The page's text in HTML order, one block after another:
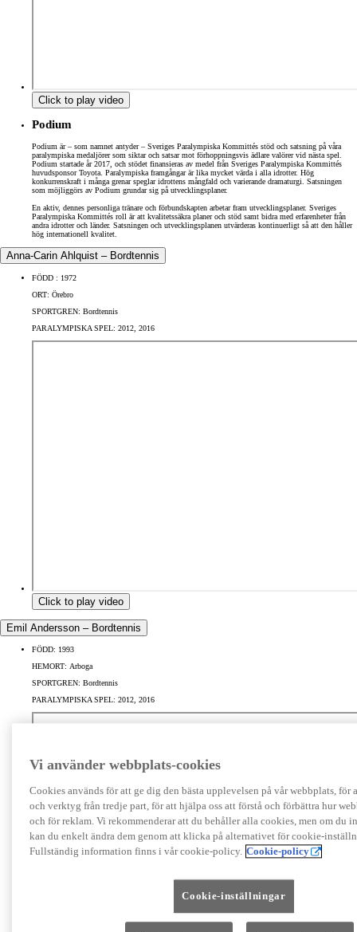
Click to play video
Podium
Podium är – som namnet antyder – Sveriges Paralympiska Kommittés stöd och satsning på våra
paralympiska medaljörer som siktar och satsar mot förhoppningsvis ädlare valörer vid nästa spel.
Podium startade år 2017, och stödet finansieras av medel från Sveriges Paralympiska Kommittés
huvudsponsor Toyota. Paralympiska framgångar är lika mycket värda i alla idrotter. Hög
konkurrenskraft i många grenar speglar idrottens mångfald och varierande dramaturgi. Satsningen
som möjliggörs av Podium grundar sig på utvecklingsplaner.
En aktiv, dennes personliga tränare och förbundskapten arbetar fram utvecklingsplaner. Sveriges
Paralympiska Kommittés roll är att kvalitetssäkra planer och stöd samt bidra med erfarenheter från
andra idrotter och länder. Satsningen och utvecklingsplanen utvärderas kontinuerligt så att den håller
hög internationell kvalitet.
Anna-Carin Ahlquist – Bordtennis
FÖDD : 1972
ORT: Örebro
SPORTGREN: Bordtennis
PARALYMPISKA SPEL: 2012, 2016
Click to play video
Emil Andersson – Bordtennis
FÖDD: 1993
HEMORT: Arboga
SPORTGREN: Bordtennis
PARALYMPISKA SPEL: 2012, 2016
Vi använder webbplats-cookies
Cookies används för att ge dig den bästa upplevelsen på vår webbplats, för
och verktyg från tredje part, för att hjälpa oss att förstå och förbättra hur
och för reklam. Vi rekommenderar att du behåller alla cookies, men om du
kan du enkelt ändra dem genom att klicka på alternativet för cookie-
Fullständig information finns i vår cookie-policy. Cookie-policy
Cookie-inställningar